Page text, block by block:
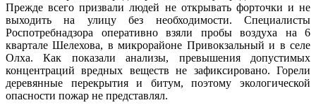
Прежде всего призвали людей не открывать форточки и не
выходить на улицу без необходимости. Специалисты
Роспотребнадзора оперативно взяли пробы воздуха на 6
квартале Шелехова, в микрорайоне Привокзальный и в селе
Олха. Как показали анализы, превышения допустимых
концентраций вредных веществ не зафиксировано. Горели
деревянные перекрытия и битум, поэтому экологической
опасности пожар не представлял.